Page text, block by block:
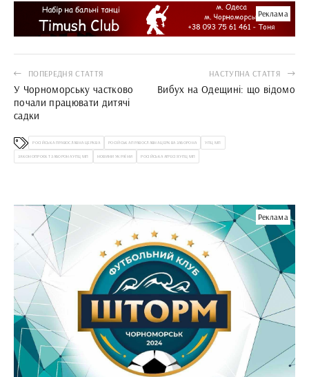
Реклама
ПОПЕРЕДНЯ СТАТТЯ
У Чорноморську частково
почали працювати дитячі
садки
НАСТУПНА СТАТТЯ
Вибух на Одещині: що відомо
РОСІЙСЬКА ПРАВОСЛАВНА ЦЕРКВА РОСІЙСЬКА ПРАВОСЛАВНА ЦЕРКВА ЗАБОРОНА УПЦ МП
ЗАКОНОПРОЄКТ ЗАБОРОНА УПЦ МП НОВИНИ УКРАЇНИ РОСІЙСЬКА АГРЕСІЯ УПЦ МП
Реклама